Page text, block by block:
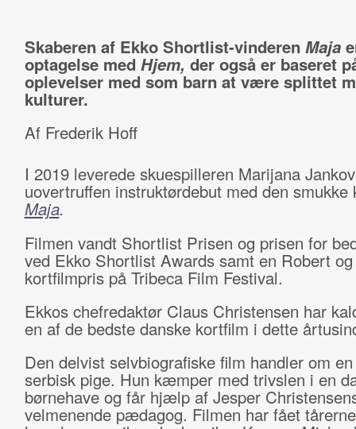
Skaberen af Ekko Shortlist-vinderen Maja
optagelse med Hjem, der også er baseret
oplevelser med som barn at være splittet
kulturer.
Af Frederik Hoff
I 2019 leverede skuespilleren Marijana
uovertruffen instruktørdebut med den smukke
Maja.
Filmen vandt Shortlist Prisen og prisen for
ved Ekko Shortlist Awards samt en Robert
kortfilmpris på Tribeca Film Festival.
Ekkos chefredaktør Claus Christensen har
en af de bedste danske kortfilm i dette
Den delvist selvbiografiske film handler om
serbisk pige. Hun kæmper med trivslen i en
børnehave og får hjælp af Jesper
velmenende pædagog. Filmen har fået